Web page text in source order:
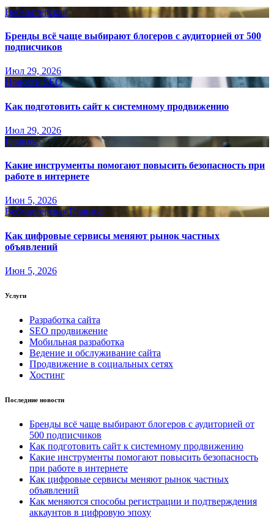
Вебмастерская
Бренды всё чаще выбирают блогеров с аудиторией от 500
подписчиков
Июл 29, 2026
Новости SEO
Как подготовить сайт к системному продвижению
Июл 29, 2026
Главное
Какие инструменты помогают повысить безопасность при
работе в интернете
Июн 5, 2026
Вебмастерская Главное
Как цифровые сервисы меняют рынок частных
объявлений
Июн 5, 2026
Услуги
Разработка сайта
SEO продвижение
Мобильная разработка
Ведение и обслуживание сайта
Продвижение в социальных сетях
Хостинг
Последние новости
Бренды всё чаще выбирают блогеров с аудиторией от
500 подписчиков
Как подготовить сайт к системному продвижению
Какие инструменты помогают повысить безопасность
при работе в интернете
Как цифровые сервисы меняют рынок частных
объявлений
Как меняются способы регистрации и подтверждения
аккаунтов в цифровую эпоху